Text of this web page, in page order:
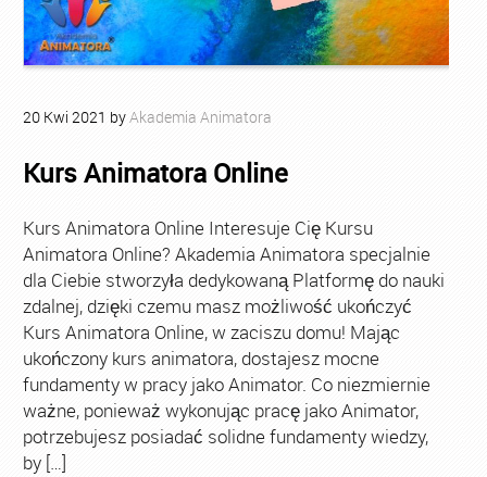
20 Kwi 2021 byAkademia Animatora
Kurs Animatora Online
Kurs Animatora Online Interesuje Cię Kursu
Animatora Online? Akademia Animatora specjalnie
dla Ciebie stworzyła dedykowaną Platformę do nauki
zdalnej, dzięki czemu masz możliwość ukończyć
Kurs Animatora Online, w zaciszu domu! Mając
ukończony kurs animatora, dostajesz mocne
fundamenty w pracy jako Animator. Co niezmiernie
ważne, ponieważ wykonując pracę jako Animator,
potrzebujesz posiadać solidne fundamenty wiedzy,
by […]